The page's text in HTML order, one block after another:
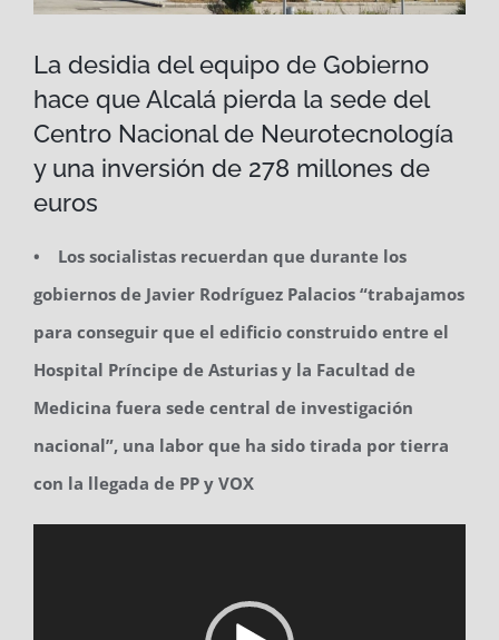
La desidia del equipo de Gobierno
hace que Alcalá pierda la sede del
Centro Nacional de Neurotecnología
y una inversión de 278 millones de
euros
• Los socialistas recuerdan que durante los
gobiernos de Javier Rodríguez Palacios “trabajamos
para conseguir que el edificio construido entre el
Hospital Príncipe de Asturias y la Facultad de
Medicina fuera sede central de investigación
nacional”, una labor que ha sido tirada por tierra
con la llegada de PP y VOX